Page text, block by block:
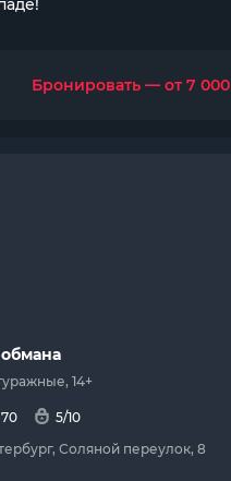
Бронировать — от 7 000
14+
70
5/10
Соляной переулок, 8